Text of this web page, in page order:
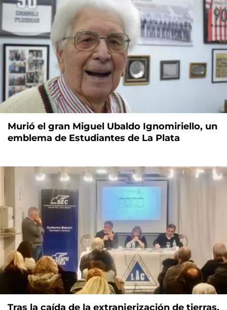
Murió el gran Miguel Ubaldo Ignomiriello, un
emblema de Estudiantes de La Plata
Tras la caída de la extranjerización de tierras,